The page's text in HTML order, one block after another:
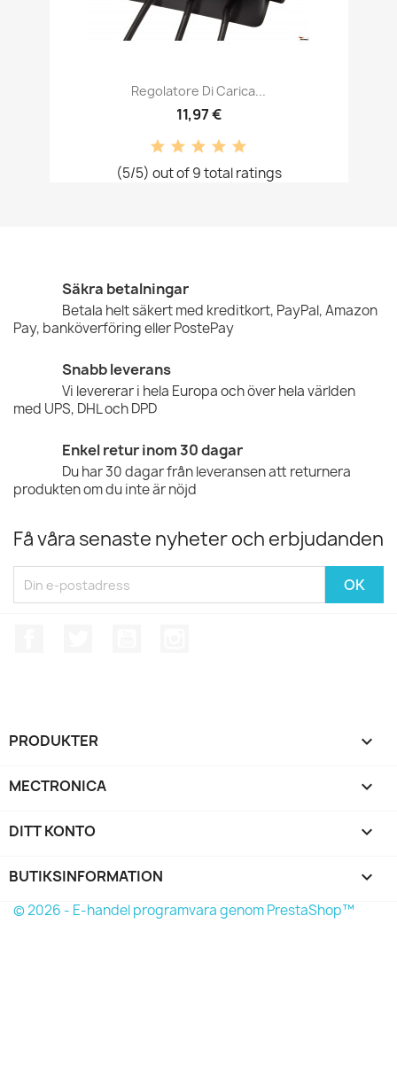
Regolatore Di Carica...
11,97 €
(5/5) out of 9 total ratings
Säkra betalningar
Betala helt säkert med kreditkort, PayPal, Amazon
Pay, banköverföring eller PostePay
Snabb leverans
Vi levererar i hela Europa och över hela världen
med UPS, DHL och DPD
Enkel retur inom 30 dagar
Du har 30 dagar från leveransen att returnera
produkten om du inte är nöjd
Få våra senaste nyheter och erbjudanden
PRODUKTER 
MECTRONICA 
DITT KONTO 
BUTIKSINFORMATION keyboard_arrow_down
© 2026 - E-handel programvara genom PrestaShop™